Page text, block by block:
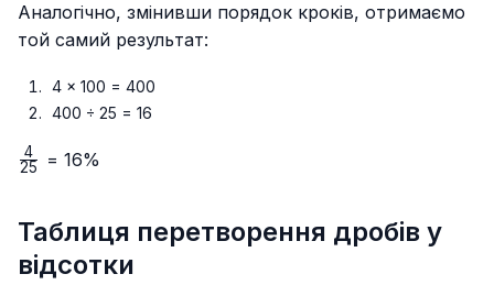
Аналогічно, змінивши порядок кроків, отримаємо
той самий результат:
4 × 100 = 400
400 ÷ 25 = 16
\frac{4}
25
4 = 16%
Таблиця перетворення дробів у
відсотки